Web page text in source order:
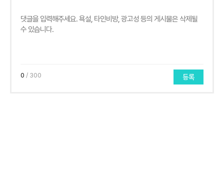
0 / 300 등록